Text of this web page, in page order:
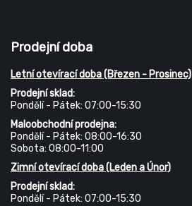
Prodejní doba
Letní otevírací doba (Březen - Prosinec)
Prodejní sklad:
Pondělí - Pátek: 07:00-15:30
Maloobchodní prodejna:
Pondělí - Pátek: 08:00-16:30
Sobota: 08:00-11:00
Zimní otevírací doba (Leden a Únor)
Prodejní sklad:
Pondělí - Pátek: 07:00-15:30